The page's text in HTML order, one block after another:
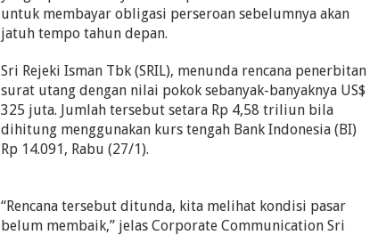
untuk membayar obligasi perseroan sebelumnya akan
jatuh tempo tahun depan.
Sri Rejeki Isman Tbk (SRIL), menunda rencana penerbitan
surat utang dengan nilai pokok sebanyak-banyaknya US$
325 juta. Jumlah tersebut setara Rp 4,58 triliun bila
dihitung menggunakan kurs tengah Bank Indonesia (BI)
Rp 14.091, Rabu (27/1).
“Rencana tersebut ditunda, kita melihat kondisi pasar
belum membaik,” jelas Corporate Communication Sri